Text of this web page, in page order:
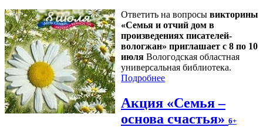
Ответить на вопросы викторины
«Семья и отчий дом в
произведениях писателей-
вологжан» приглашает с 8 по 10
июля Вологодская областная
универсальная библиотека.
Подробнее
Акция «Семья –
основа счастья» 6+